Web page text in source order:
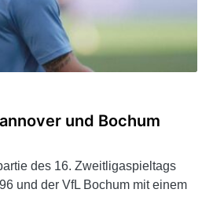
und Bochum
des 16. Zweitligaspieltags
und der VfL Bochum mit einem